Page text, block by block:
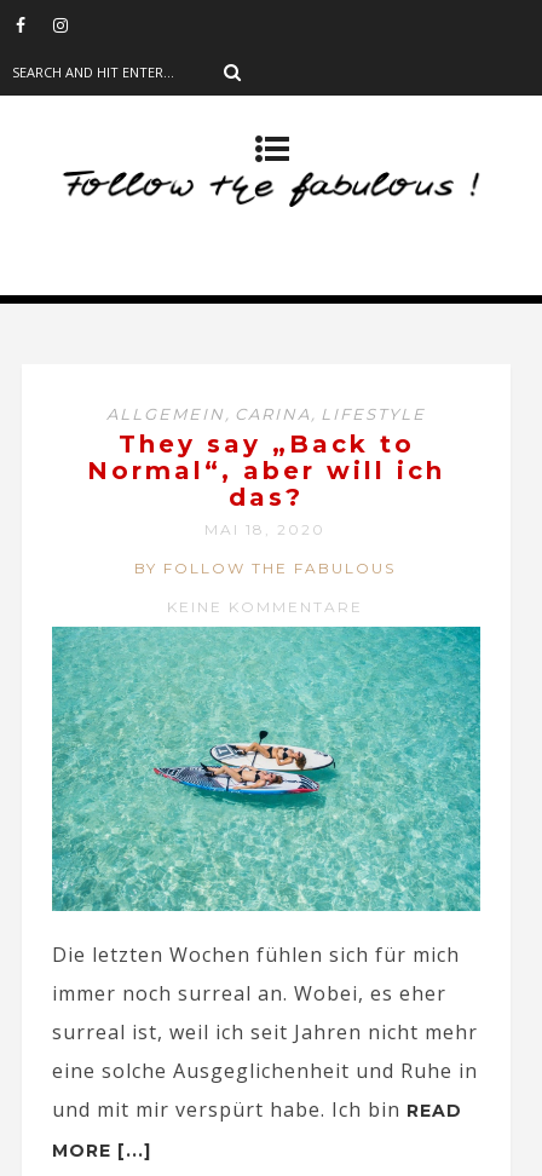
ALLGEMEIN, CARINA, LIFESTYLE
They say „Back to
Normal“, aber will ich
das?
MAI 18, 2020
BY FOLLOW THE FABULOUS
KEINE KOMMENTARE
Die letzten Wochen fühlen sich für mich
immer noch surreal an. Wobei, es eher
surreal ist, weil ich seit Jahren nicht mehr
eine solche Ausgeglichenheit und Ruhe in
und mit mir verspürt habe. Ich bin READ
MORE [...]